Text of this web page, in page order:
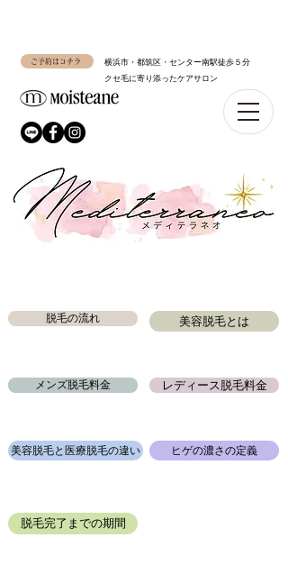
ご予約はコチラ
横浜市・都筑区・センター南駅徒歩５分
​クセ毛に寄り添ったケアサロン
脱毛の流れ
メンズ脱毛料金
美容脱毛とは
レディース脱毛料金
美容脱毛と医療脱毛の違い ヒゲの濃さの定義
脱毛完了までの期間